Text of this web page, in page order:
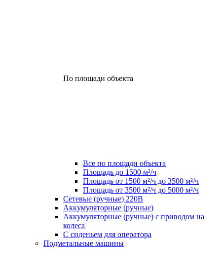
По площади объекта
Все по площади объекта
Площадь до 1500 м²/ч
Площадь от 1500 м²/ч до 3500 м²/ч
Площадь от 3500 м²/ч до 5000 м²/ч
Сетевые (ручные) 220В
Аккумуляторные (ручные)
Аккумуляторные (ручные) с приводом на
колеса
С сиденьем для оператора
Подметальные машины